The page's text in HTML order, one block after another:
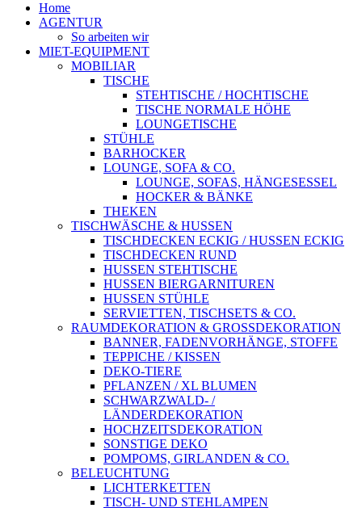
Home
AGENTUR
So arbeiten wir
MIET-EQUIPMENT
MOBILIAR
TISCHE
STEHTISCHE / HOCHTISCHE
TISCHE NORMALE HÖHE
LOUNGETISCHE
STÜHLE
BARHOCKER
LOUNGE, SOFA & CO.
LOUNGE, SOFAS, HÄNGESESSEL
HOCKER & BÄNKE
THEKEN
TISCHWÄSCHE & HUSSEN
TISCHDECKEN ECKIG / HUSSEN ECKIG
TISCHDECKEN RUND
HUSSEN STEHTISCHE
HUSSEN BIERGARNITUREN
HUSSEN STÜHLE
SERVIETTEN, TISCHSETS & CO.
RAUMDEKORATION & GROSSDEKORATION
BANNER, FADENVORHÄNGE, STOFFE
TEPPICHE / KISSEN
DEKO-TIERE
PFLANZEN / XL BLUMEN
SCHWARZWALD- /
LÄNDERDEKORATION
HOCHZEITSDEKORATION
SONSTIGE DEKO
POMPOMS, GIRLANDEN & CO.
BELEUCHTUNG
LICHTERKETTEN
TISCH- UND STEHLAMPEN